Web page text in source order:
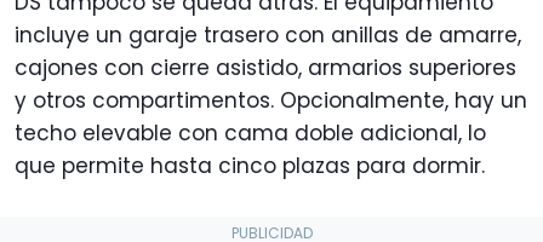
incluye un garaje trasero con anillas de amarre,
cajones con cierre asistido, armarios superiores
y otros compartimentos. Opcionalmente, hay un
techo elevable con cama doble adicional, lo
que permite hasta cinco plazas para dormir.